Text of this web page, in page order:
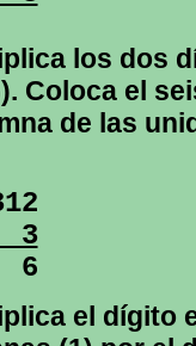
los dos
Coloca el
de las
3
6
el dígito